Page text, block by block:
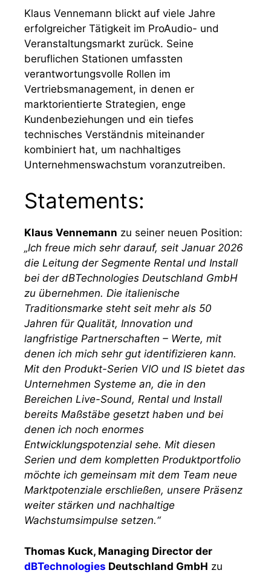
Klaus Vennemann blickt auf viele Jahre
erfolgreicher Tätigkeit im ProAudio- und
Veranstaltungsmarkt zurück. Seine
beruflichen Stationen umfassten
verantwortungsvolle Rollen im
Vertriebsmanagement, in denen er
marktorientierte Strategien, enge
Kundenbeziehungen und ein tiefes
technisches Verständnis miteinander
kombiniert hat, um nachhaltiges
Unternehmenswachstum voranzutreiben.
Statements:
Klaus Vennemann zu seiner neuen Position:
„Ich freue mich sehr darauf, seit Januar 2026
die Leitung der Segmente Rental und Install
bei der dBTechnologies Deutschland GmbH
zu übernehmen. Die italienische
Traditionsmarke steht seit mehr als 50
Jahren für Qualität, Innovation und
langfristige Partnerschaften – Werte, mit
denen ich mich sehr gut identifizieren kann.
Mit den Produkt-Serien VIO und IS bietet das
Unternehmen Systeme an, die in den
Bereichen Live-Sound, Rental und Install
bereits Maßstäbe gesetzt haben und bei
denen ich noch enormes
Entwicklungspotenzial sehe. Mit diesen
Serien und dem kompletten Produktportfolio
möchte ich gemeinsam mit dem Team neue
Marktpotenziale erschließen, unsere Präsenz
weiter stärken und nachhaltige
Wachstumsimpulse setzen.“
Thomas Kuck, Managing Director der
dBTechnologies Deutschland GmbH zu